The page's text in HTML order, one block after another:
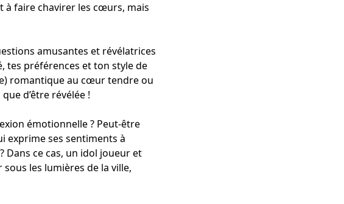
à faire chavirer les cœurs, mais
amusantes et révélatrices
tes préférences et ton style de
romantique au cœur tendre ou
d’être révélée !
émotionnelle ? Peut-être
exprime ses sentiments à
Dans ce cas, un idol joueur et
les lumières de la ville,